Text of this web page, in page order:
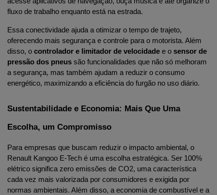
fluxo de trabalho enquanto está na estrada.
oferecendo mais segurança e controle para o motorista. Além
disso, o controlador e limitador de velocidade e o sensor de
pressão dos pneus são funcionalidades que não só melhoram
a segurança, mas também ajudam a reduzir o consumo
energético, maximizando a eficiência do furgão no uso diário.
Sustentabilidade e Economia: Mais Que Uma
Escolha, um Compromisso
Para empresas que buscam reduzir o impacto ambiental, o
Renault Kangoo E-Tech é uma escolha estratégica. Ser 100%
elétrico significa zero emissões de CO2, uma característica
cada vez mais valorizada por consumidores e exigida por
normas ambientais. Além disso, a economia de combustível e a